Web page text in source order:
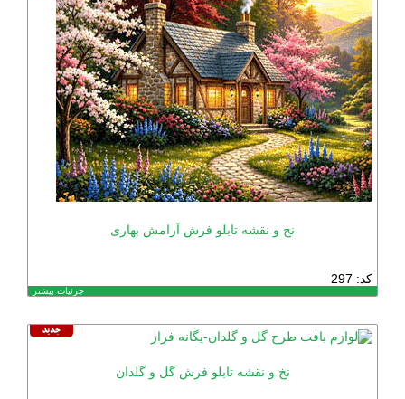
نخ و نقشه تابلو فرش آرامش بهاری
کد: 297
جزئیات بیشتر
نخ و نقشه تابلو فرش گل و گلدان